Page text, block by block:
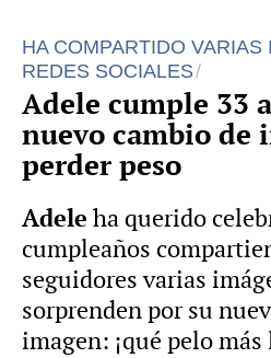
HA COMPARTIDO VARIAS
REDES SOCIALES
Adele cumple 33
nuevo cambio de
perder peso
Adele ha querido
cumpleaños
seguidores varias
sorprenden por su
imagen: ¡qué pelo